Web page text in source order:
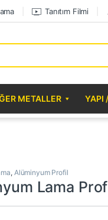
Tanıtım Filmi
METALLER YAPI
, Alüminyum Profil
Lama